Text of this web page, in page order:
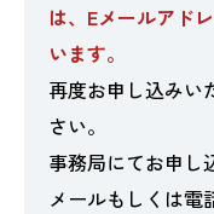
は、Eメールアド
います。
再度お申し込みい
さい。
事務局にてお申し
メールもしくは電